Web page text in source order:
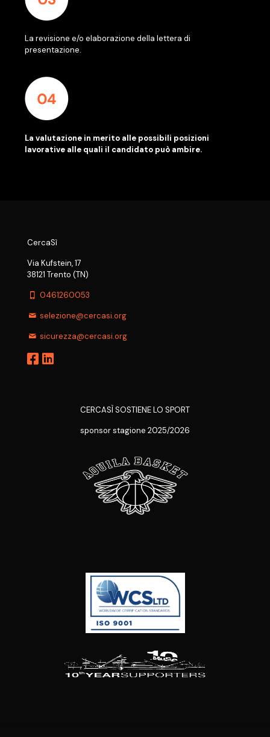
La revisione e/o elaborazione della lettera di
presentazione.
La valutazione in merito alle possibili posizioni
lavorative alle quali il candidato può ambire.
CercaSì
Via Kufstein, 17
38121 Trento (TN)
0461260053
selezione@cercasi.org
sicurezza@cercasi.org
CERCASÌ SOSTIENE LO SPORT
sponsor stagione 2025/2026